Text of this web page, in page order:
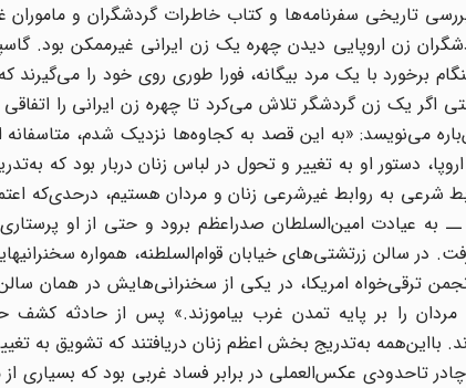
بررسی‌ تاریخی‌ سفرنامه‌ها و کتاب‌ خاطرات‌ گردشگران‌ و ماموران‌
زن اروپایی‌ دیدن‌ چهره‌ یک‌ زن‌ ایرانی‌ غیرممکن‌ بود.
برخورد با یک‌ مرد بیگانه، فورا طوری‌ روی‌ خود را
یک‌ زن‌ گردشگر تلاش‌ می‌کرد تا چهره‌ زن‌ ایرانی‌ را اتفاقی‌
می‌نویسد: «به‌ این‌ قصد به‌ کجاوه‌ها نزدیک‌ شدم،
دستور او به‌ تغییر و تحول‌ در لباس‌ زنان‌ دربار بود که‌
شرعی‌ به‌ روابط‌ غیرشرعی‌ زنان‌ و مردان‌ هستیم، درحدی‌که‌
عیادت‌ امین‌السلطان‌ صدراعظم‌ برود و حتی‌ از او پرستاری‌
در سالن‌ زرتشتی‌های‌ خیابان‌ قوام‌السلطنه،‌ همواره
انجمن‌ ترقی‌خواه‌ امریکا، در یکی‌ از سخنرانی‌هایش‌ در همان‌
مردان‌ را بر پایه‌ تمدن‌ غرب بیاموزند.» پس‌ از حادثه‌
بااین‌همه به‌تدریج بخش‌ اعظم‌ زنان‌ دریافتند که تشویق‌ به
تاحدودی عکس‌العملی‌ در برابر فساد غربی‌ بود که‌ بسیاری‌